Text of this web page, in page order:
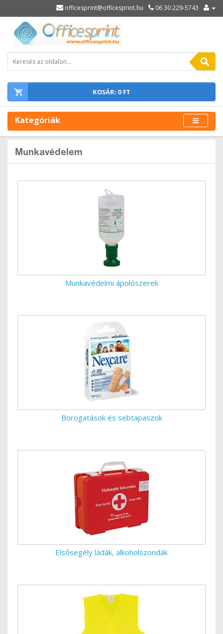
officesprint@officesprint.hu 06 30 229-5743
KOSÁR: 0 FT
Kategóriák
Munkavédelem
Munkavédelmi ápolószerek
Borogatások és sebtapaszok
Elsősegély ládák, alkoholszondák